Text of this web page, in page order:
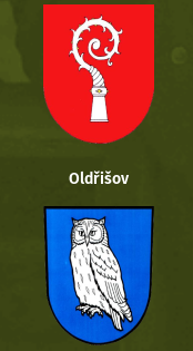
Oldřišov